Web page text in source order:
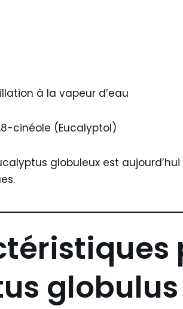
à la vapeur d’eau
cinéole (Eucalyptol)
globuleux est
globulus